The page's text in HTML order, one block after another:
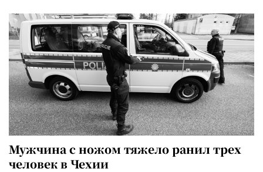
Мужчина с ножом тяжело ранил трех
человек в Чехии